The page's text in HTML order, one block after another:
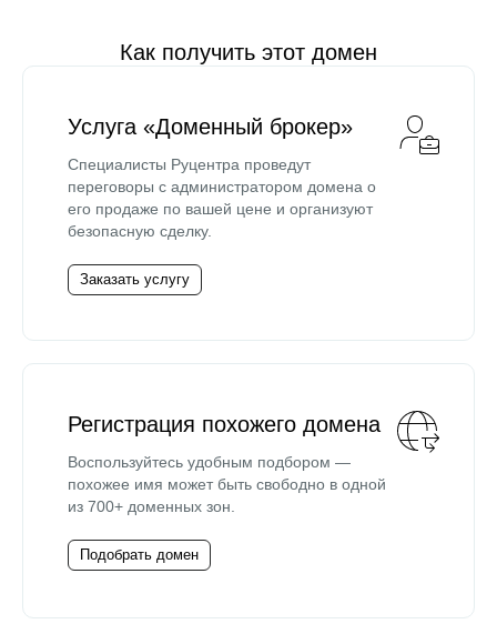
Как получить этот домен
Услуга «Доменный брокер»
Специалисты Руцентра проведут
переговоры с администратором домена о
его продаже по вашей цене и организуют
безопасную сделку.
Заказать услугу
Регистрация похожего домена
Воспользуйтесь удобным подбором —
похожее имя может быть свободно в одной
из 700+ доменных зон.
Подобрать домен